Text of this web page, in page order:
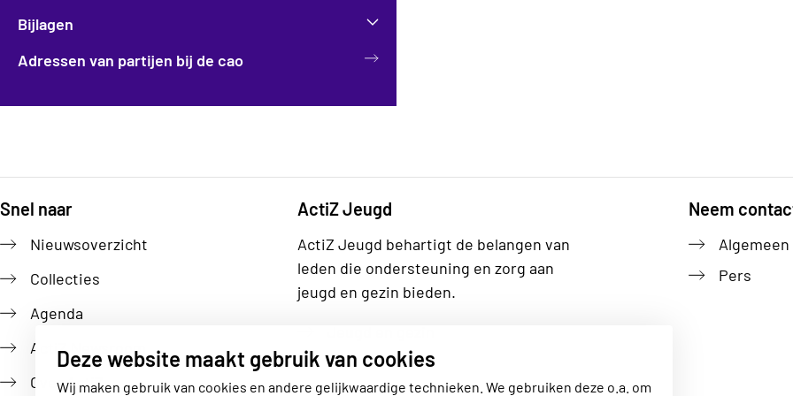
Deze website maakt gebruik van cookies
Wij maken gebruik van cookies en andere gelijkwaardige technieken. We gebruiken deze o.a. om
Bijlagen
Adressen van partijen bij de cao
Snel naar
Nieuwsoverzicht
Collecties
Agenda
ActiZ Newsroom
Over ActiZ
ActiZ Jeugd
ActiZ Jeugd behartigt de belangen van
leden die ondersteuning en zorg aan
jeugd en gezin bieden.
Neem
Algemeen
Pers